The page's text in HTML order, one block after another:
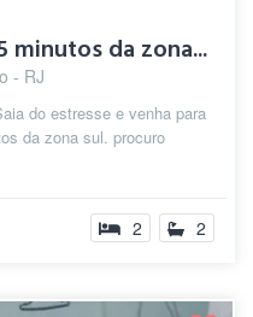
minutos da zona...
- RJ
do estresse e venha para
da zona sul. procuro
2 2